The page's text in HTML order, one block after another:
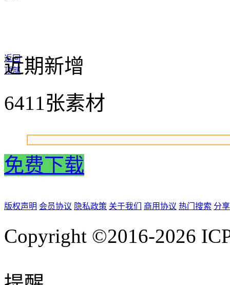
返回
顶部
近期新增
6411张素材
免费下载
版权声明 会员协议 隐私政策 关于我们 商用协议 热门搜索 分
Copyright ©2016-2026